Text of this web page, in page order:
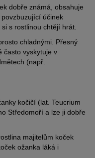
dobře známá, obsahuje
účinek
s rostlinou chtějí hrát.
chladnými. Přesný
často vyskytuje v
(např.
kočičí (lat. Teucrium
Středomoří a lze ji dobře
majitelům koček
ožanka láká i